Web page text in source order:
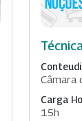
Câmara
Carga
15h